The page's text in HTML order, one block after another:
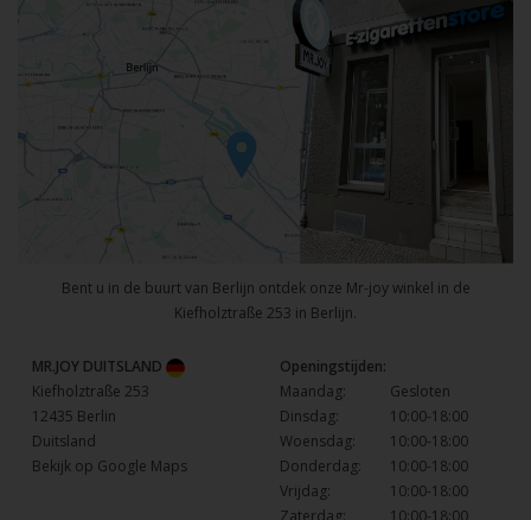
Bent u in de buurt van Berlijn ontdek onze Mr-joy winkel in de
Kiefholztraße 253 in Berlijn.
MR.JOY DUITSLAND
Kiefholztraße 253
12435 Berlin
Duitsland
Bekijk op Google Maps
Openingstijden:
Maandag:
Gesloten
Dinsdag:
10:00-18:00
Woensdag:
10:00-18:00
Donderdag:
10:00-18:00
Vrijdag:
10:00-18:00
Zaterdag:
10:00-18:00